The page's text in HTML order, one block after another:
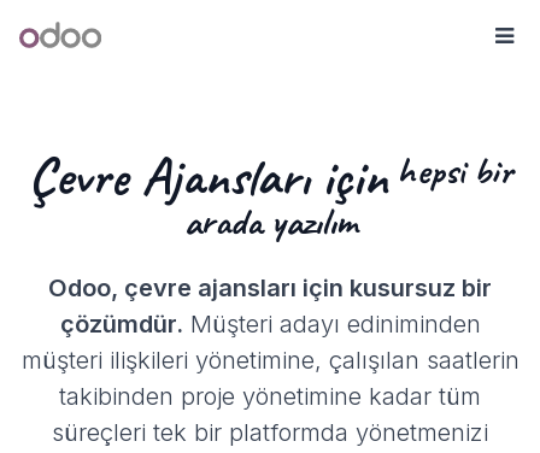
Odoo
Çevre Ajansları içinhepsi bir
arada yazılım
Odoo, çevre ajansları için kusursuz bir
çözümdür. Müşteri adayı ediniminden
müşteri ilişkileri yönetimine, çalışılan saatlerin
takibinden proje yönetimine kadar tüm
süreçleri tek bir platformda yönetmenizi